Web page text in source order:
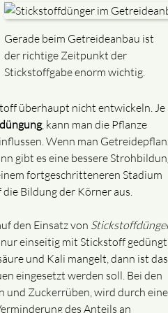
Gerade beim Getreideanbau ist
der richtige Zeitpunkt der
Stickstoffgabe enorm wichtig.
überhaupt nicht entwickeln. Je
, kann man die Pflanze
Wenn man
gibt es eine bessere
fortgeschritteneren Stadium
Bildung der Körner aus.
den Einsatz von
einseitig mit Stickstoff gedüngt
und Kali mangelt, dann ist das
eingesetzt werden soll. Bei den
und Zuckerrüben, wird durch eine
des Anteils an